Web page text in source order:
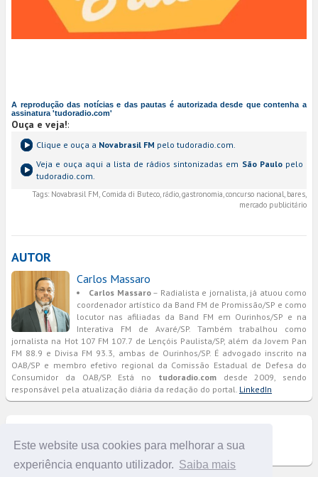
Este website usa cookies para melhorar a sua
experiência enquanto utilizador. Saiba mais
A reprodução das notícias e das pautas é autorizada desde que contenha a
assinatura 'tudoradio.com'
Ouça e veja!:
Clique e ouça a Novabrasil FM pelo tudoradio.com.
Veja e ouça aqui a lista de rádios sintonizadas em São Paulopelo
tudoradio.com.
Tags: Novabrasil FM, Comida di Buteco, rádio, gastronomia, concurso nacional, bares,
mercado publicitário
AUTOR
Carlos Massaro
Carlos Massaro– Radialista e jornalista, já atuou como
coordenador artístico da Band FM de Promissão/SP e como
locutor nas afiliadas da Band FM em Ourinhos/SP e na
Interativa FM de Avaré/SP. Também trabalhou como
jornalista na Hot 107 FM 107.7 de Lençóis Paulista/SP, além da Jovem Pan
FM 88.9 e Divisa FM 93.3, ambas de Ourinhos/SP. É advogado inscrito na
OAB/SP e membro efetivo regional da Comissão Estadual de Defesa do
Consumidor da OAB/SP. Está no tudoradio.comdesde 2009, sendo
responsável pela atualização diária da redação do portal. LinkedIn